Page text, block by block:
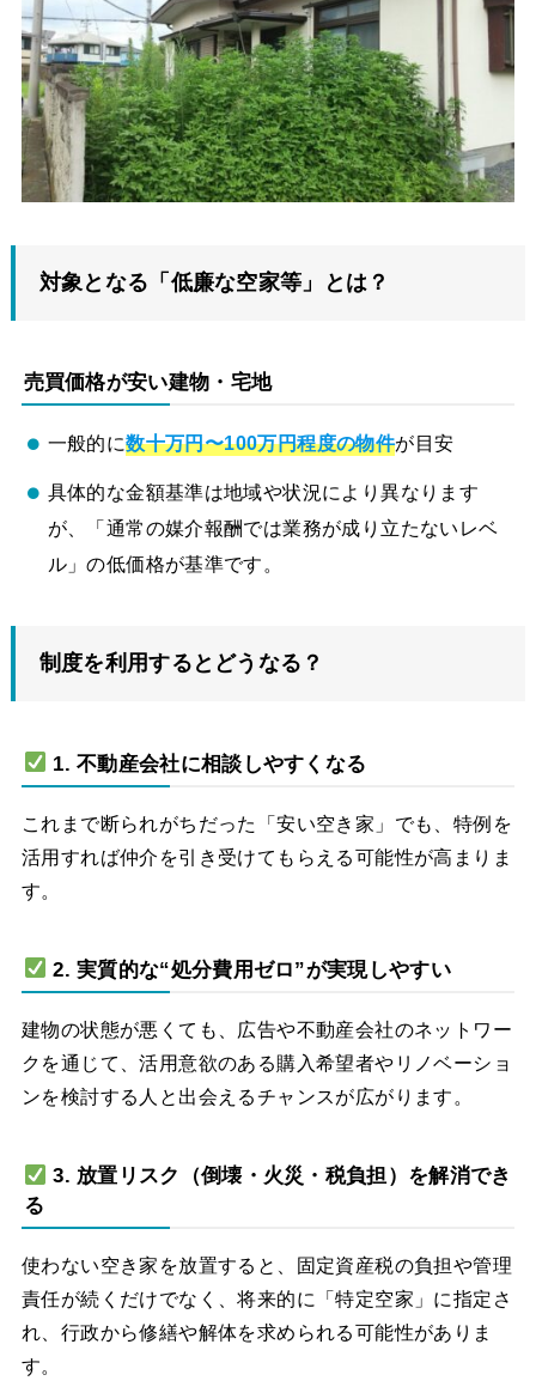
対象となる「低廉な空家等」とは？
売買価格が安い建物・宅地
一般的に数十万円〜100万円程度の物件が目安
具体的な金額基準は地域や状況により異なります
が、「通常の媒介報酬では業務が成り立たないレベ
ル」の低価格が基準です。
制度を利用するとどうなる？
1. 不動産会社に相談しやすくなる
これまで断られがちだった「安い空き家」でも、特例を
活用すれば仲介を引き受けてもらえる可能性が高まりま
す。
2. 実質的な“処分費用ゼロ”が実現しやすい
建物の状態が悪くても、広告や不動産会社のネットワー
クを通じて、活用意欲のある購入希望者やリノベーショ
ンを検討する人と出会えるチャンスが広がります。
3. 放置リスク（倒壊・火災・税負担）を解消でき
る
使わない空き家を放置すると、固定資産税の負担や管理
責任が続くだけでなく、将来的に「特定空家」に指定さ
れ、行政から修繕や解体を求められる可能性がありま
す。